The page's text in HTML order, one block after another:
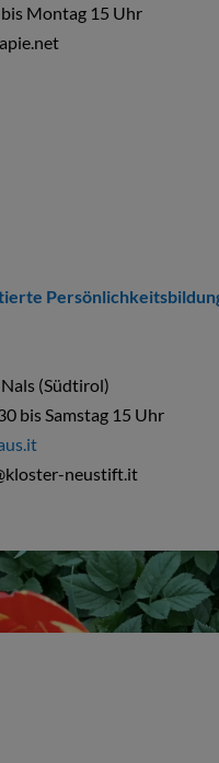
Montag 15 Uhr
(Südtirol)
bis Samstag 15 Uhr
neustift.it